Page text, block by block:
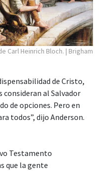
Carl Heinrich Bloch. | Brigham
de Cristo,
consideran al Salvador
de opciones. Pero en
todos”, dijo Anderson.
Testamento
que la gente